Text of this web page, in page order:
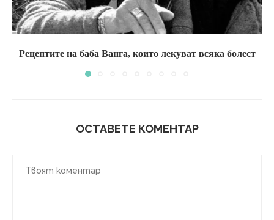
Рецептите на баба Ванга, които лекуват всяка болест
ОСТАВЕТЕ КОМЕНТАР